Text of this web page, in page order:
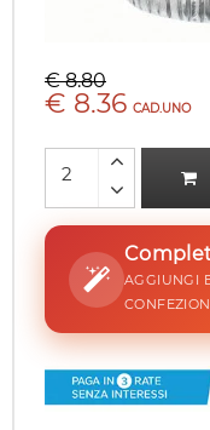
€ 8.80
€ 8.36 CAD.UNO
AGGIUNGI